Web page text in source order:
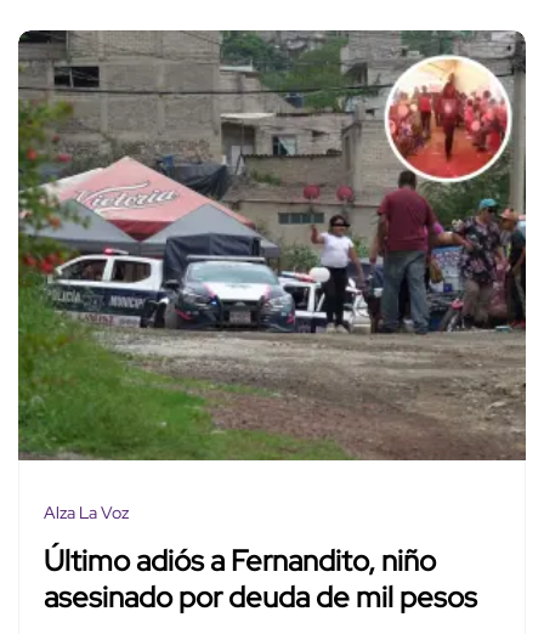
Alza La Voz
Último adiós a Fernandito, niño
asesinado por deuda de mil pesos